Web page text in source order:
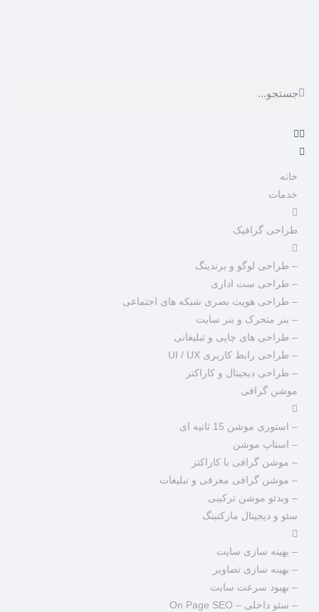
خانه
خدمات
طراحی گرافیک
– طراحی لوگو و برندینگ
– طراحی ست اداری
– طراحی هویت بصری شبکه های اجتماعی
– بنر متحرک و بنر سایت
– طراحی های چاپی و تبلیغاتی
– طراحی رابط کاربری UI / UX
– طراحی دیجیتال و کاراکتر
موشن گرافی
– استوری موشن 15 ثانیه ای
– استاپ موشن
– موشن گرافی با کاراکتر
– موشن گرافی معرفی و تبلیغات
– ویدئو موشن ترکیبی
سئو و دیجیتال مارکتینگ
– بهینه سازی سایت
– بهینه سازی تصاویر
– بهبود سرعت سایت
– سئو داخلی – On Page SEO